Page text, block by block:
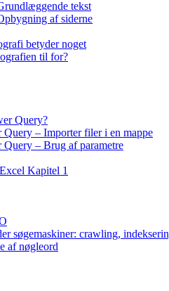
tekst
af siderne
betyder noget
til for?
Query?
Query – Importer filer i en mappe
Query – Brug af parametre
Kapitel 1
søgemaskiner: crawling,
af nøgleord